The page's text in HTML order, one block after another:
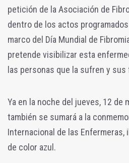
petición de la Asociación de
dentro de los actos
marco del Día Mundial de
pretende visibilizar esta
las personas que la sufren y sus
Ya en la noche del jueves, 12 de
también se sumará a la
Internacional de las Enfermeras,
de color azul.